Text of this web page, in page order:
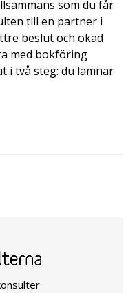
som du får
till en partner i
beslut och ökad
med bokföring
i två steg: du lämnar